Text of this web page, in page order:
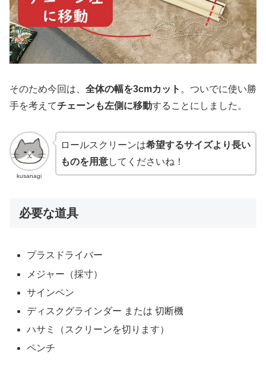
そのため今回は、 全体の幅を3cmカット 。ついでに使い勝
手を考えてチェーンも左側に移動することにしました。
kusanagi
ロールスクリーンは希望するサイズより長い
ものを用意してくださいね！
必要な道具
プラスドライバー
メジャー（採寸）
サインペン
ディスクグラインダー または 切断機
ハサミ（スクリーンを切ります）
ペンチ